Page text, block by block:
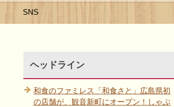
SNS
ヘッドライン
和食のファミレス「和食さと」広島県初
の店舗が、観音新町にオープン！しゃぶ